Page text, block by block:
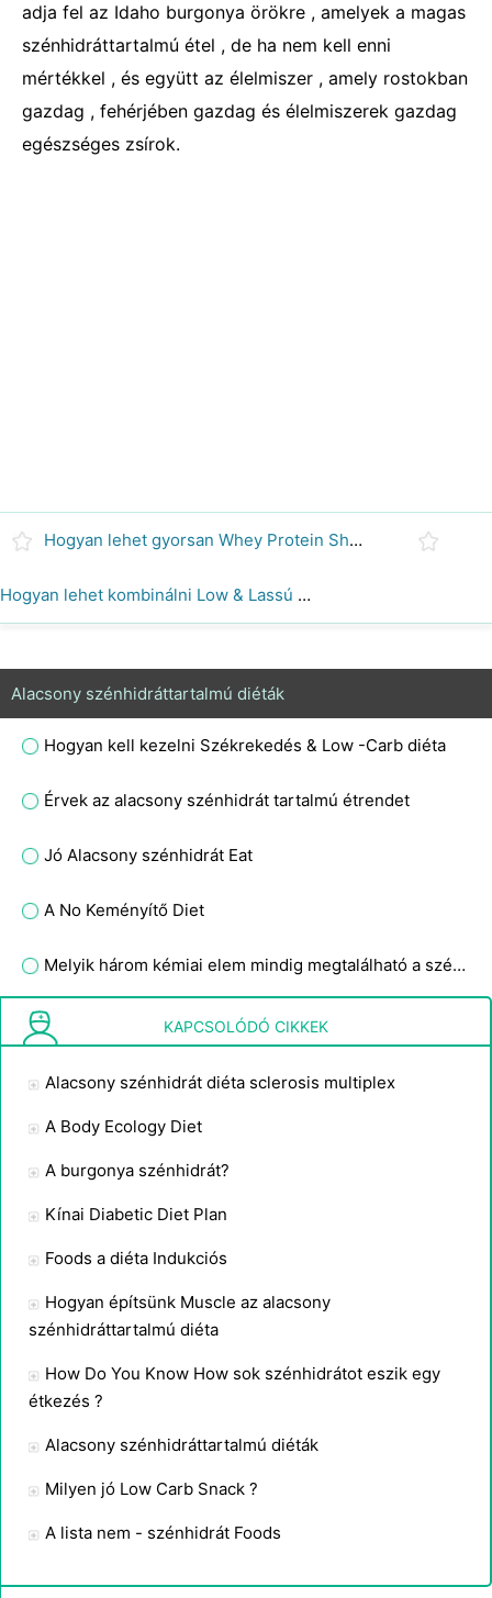
adja fel az Idaho burgonya örökre , amelyek a magas
szénhidráttartalmú étel , de ha nem kell enni
mértékkel , és együtt az élelmiszer , amely rostokban
gazdag , fehérjében gazdag és élelmiszerek gazdag
egészséges zsírok.
Hogyan lehet gyorsan Whey Protein Shakes
Hogyan lehet kombinálni Low & Lassú szénhidrát
Alacsony szénhidráttartalmú diéták
Hogyan kell kezelni Székrekedés & Low -Carb diéta
Érvek az alacsony szénhidrát tartalmú étrendet
Jó Alacsony szénhidrát Eat
A No Keményítő Diet
Melyik három kémiai elem mindig megtalálható a szénhidrát-zsírokban és fehérjékben?
No Carb Diet tippekKAPCSOLÓDÓ CIKKEK
Alacsony szénhidrát diéta sclerosis multiplex
A Body Ecology Diet
A burgonya szénhidrát?
Kínai Diabetic Diet Plan
Foods a diéta Indukciós
Hogyan építsünk Muscle az alacsony
szénhidráttartalmú diéta
How Do You Know How sok szénhidrátot eszik egy
étkezés ?
Alacsony szénhidráttartalmú diéták
Milyen jó Low Carb Snack ?
A lista nem - szénhidrát Foods